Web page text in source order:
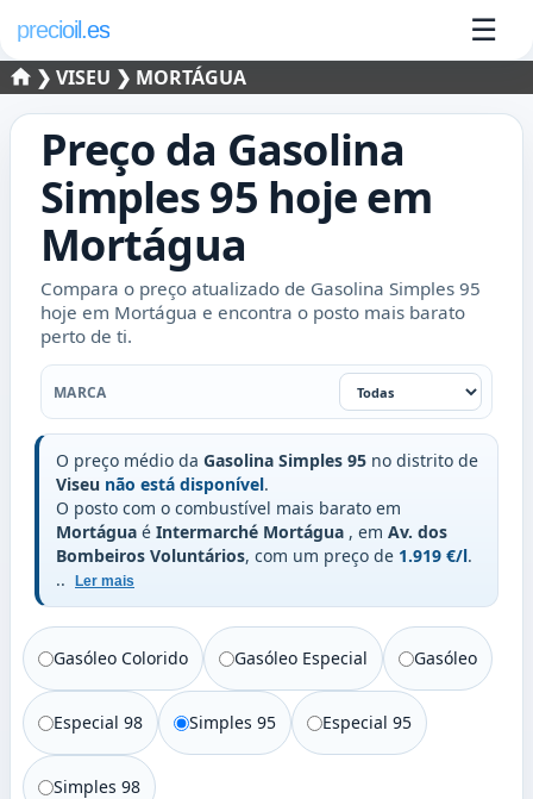
precioil.es ☰
❯VISEU ❯ MORTÁGUA
Preço da Gasolina
Simples 95 hoje em
Mortágua
Compara o preço atualizado de Gasolina Simples 95
hoje em Mortágua e encontra o posto mais barato
perto de ti.
Marca
MARCA
O preço médio da Gasolina Simples 95 no distrito de
Viseu não está disponível.
O posto com o combustível mais barato em
Mortágua é Intermarché Mortágua , em Av. dos
Bombeiros Voluntários, com um preço de 1.919 €/l.
..
Ler mais
Gasóleo Colorido Gasóleo Especial Gasóleo
Especial 98 Simples 95 Especial 95
Simples 98